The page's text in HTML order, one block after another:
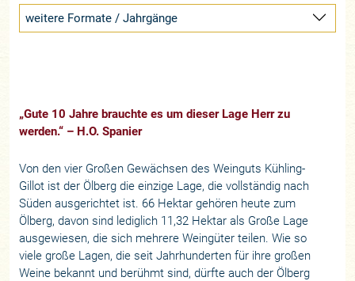
weitere Formate / Jahrgänge
„Gute 10 Jahre brauchte es um dieser Lage Herr zu
werden.“ – H.O. Spanier
Von den vier Großen Gewächsen des Weinguts Kühling-
Gillot ist der Ölberg die einzige Lage, die vollständig nach
Süden ausgerichtet ist. 66 Hektar gehören heute zum
Ölberg, davon sind lediglich 11,32 Hektar als Große Lage
ausgewiesen, die sich mehrere Weingüter teilen. Wie so
viele große Lagen, die seit Jahrhunderten für ihre großen
Weine bekannt und berühmt sind, dürfte auch der Ölberg